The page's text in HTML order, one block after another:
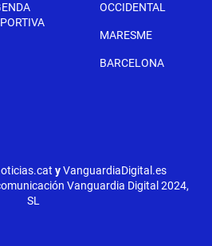
OCCIDENTAL
MARESME
BARCELONA
yVanguardiaDigital.es
Vanguardia Digital 2024,
SL